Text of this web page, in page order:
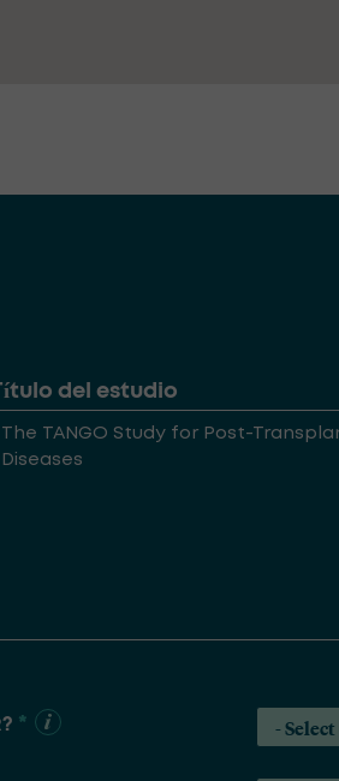
del estudio
*